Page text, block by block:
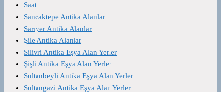
Saat
Sancaktepe Antika Alanlar
Sarıyer Antika Alanlar
Şile Antika Alanlar
Silivri Antika Eşya Alan Yerler
Şişli Antika Eşya Alan Yerler
Sultanbeyli Antika Eşya Alan Yerler
Sultangazi Antika Eşya Alan Yerler